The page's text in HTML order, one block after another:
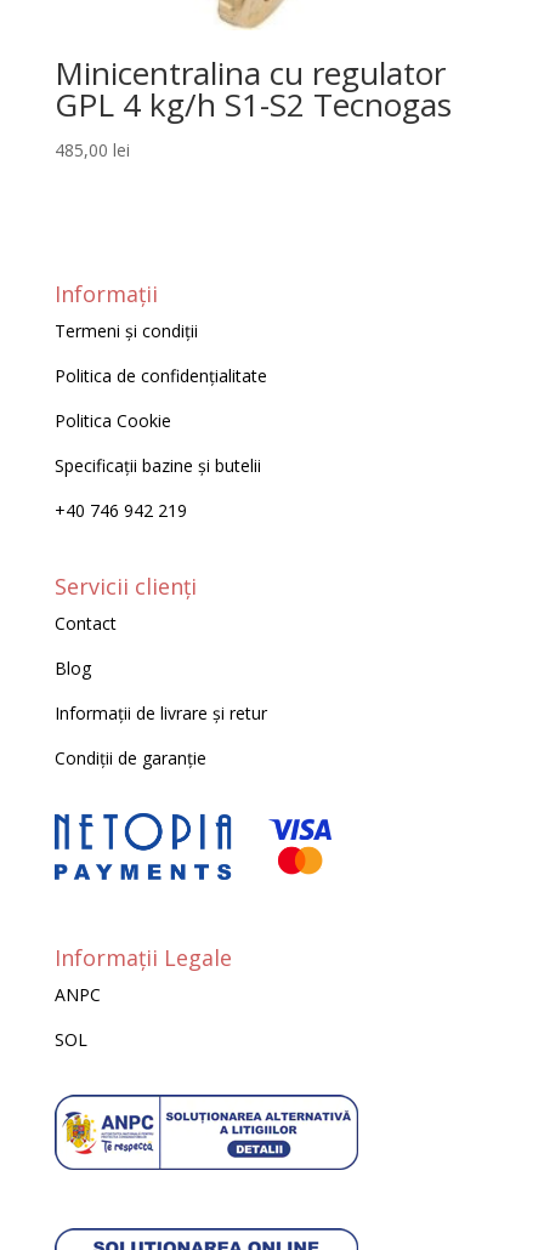
Minicentralina cu regulator
GPL 4 kg/h S1-S2 Tecnogas
485,00 lei
Informații
Termeni și condiții
Politica de confidențialitate
Politica Cookie
Specificații bazine și butelii
+40 746 942 219
Servicii clienți
Contact
Blog
Informații de livrare și retur
Condiții de garanție
Informații Legale
ANPC
SOL